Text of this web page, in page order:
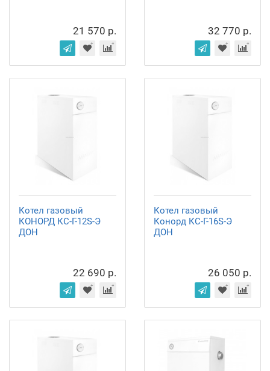
21 570 р. 32 770 р.
Котел газовый
КОНОРД КС-Г-12S-Э
ДОН
22 690 р.
Котел газовый
Конорд КС-Г-16S-Э
ДОН
26 050 р.